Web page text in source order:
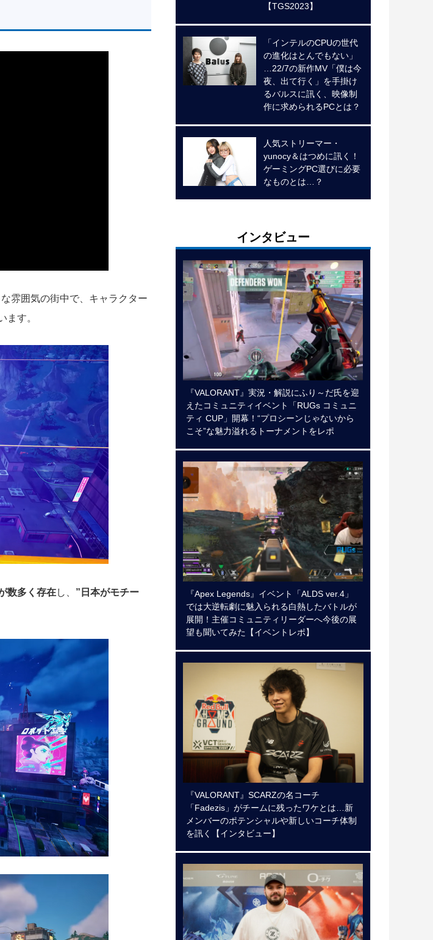
雰囲気の街中で、キャラクター
ます。
数多く存在し、 ”日本がモチー
【TGS2023】
「インテルのCPUの世代
の進化はとんでもない」
…22/7の新作MV「僕は今
夜、出て行く」を手掛け
るバルスに訊く、映像制
作に求められるPCとは？
人気ストリーマー・
yunocy＆はつめに訊く！
ゲーミングPC選びに必要
なものとは…？
インタビュー
『VALORANT』実況・解説にふり～だ氏を迎
えたコミュニティイベント「RUGs コミュニ
ティ CUP」開幕！“プロシーンじゃないから
こそ”な魅力溢れるトーナメントをレポ
『Apex Legends』イベント「ALDS ver.4」
では大逆転劇に魅入られる白熱したバトルが
展開！主催コミュニティリーダーへ今後の展
望も聞いてみた【イベントレポ】
『VALORANT』SCARZの名コーチ
「Fadezis」がチームに残ったワケとは…新
メンバーのポテンシャルや新しいコーチ体制
を訊く【インタビュー】